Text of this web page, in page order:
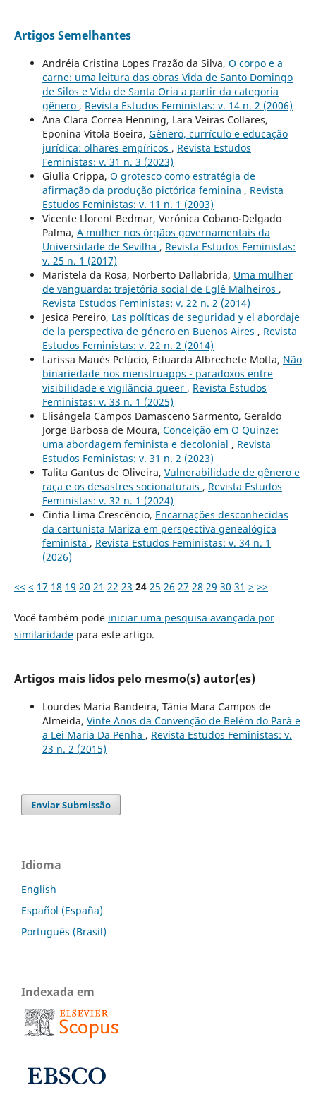
Artigos Semelhantes
Andréia Cristina Lopes Frazão da Silva, O corpo e a
carne: uma leitura das obras Vida de Santo Domingo
de Silos e Vida de Santa Oria a partir da categoria
gênero , Revista Estudos Feministas: v. 14 n. 2 (2006)
Ana Clara Correa Henning, Lara Veiras Collares,
Eponina Vitola Boeira, Gênero, currículo e educação
jurídica: olhares empíricos , Revista Estudos
Feministas: v. 31 n. 3 (2023)
Giulia Crippa, O grotesco como estratégia de
afirmação da produção pictórica feminina , Revista
Estudos Feministas: v. 11 n. 1 (2003)
Vicente Llorent Bedmar, Verónica Cobano-Delgado
Palma, A mulher nos órgãos governamentais da
Universidade de Sevilha , Revista Estudos Feministas:
v. 25 n. 1 (2017)
Maristela da Rosa, Norberto Dallabrida, Uma mulher
de vanguarda: trajetória social de Eglê Malheiros ,
Revista Estudos Feministas: v. 22 n. 2 (2014)
Jesica Pereiro, Las políticas de seguridad y el abordaje
de la perspectiva de género en Buenos Aires , Revista
Estudos Feministas: v. 22 n. 2 (2014)
Larissa Maués Pelúcio, Eduarda Albrechete Motta, Não
binariedade nos menstruapps - paradoxos entre
visibilidade e vigilância queer , Revista Estudos
Feministas: v. 33 n. 1 (2025)
Elisângela Campos Damasceno Sarmento, Geraldo
Jorge Barbosa de Moura, Conceição em O Quinze:
uma abordagem feminista e decolonial , Revista
Estudos Feministas: v. 31 n. 2 (2023)
Talita Gantus de Oliveira, Vulnerabilidade de gênero e
raça e os desastres socionaturais , Revista Estudos
Feministas: v. 32 n. 1 (2024)
Cintia Lima Crescêncio, Encarnações desconhecidas
da cartunista Mariza em perspectiva genealógica
feminista , Revista Estudos Feministas: v. 34 n. 1
(2026)
<< < 17 18 19 20 21 22 23 24 25 26 27 28 29 30 31 > >>
Você também pode iniciar uma pesquisa avançada por
similaridadepara este artigo.
Artigos mais lidos pelo mesmo(s) autor(es)
Lourdes Maria Bandeira, Tânia Mara Campos de
Almeida, Vinte Anos da Convenção de Belém do Pará e
a Lei Maria Da Penha , Revista Estudos Feministas: v.
23 n. 2 (2015)
Enviar Submissão
Idioma
English
Español (España)
Português (Brasil)
Indexada em